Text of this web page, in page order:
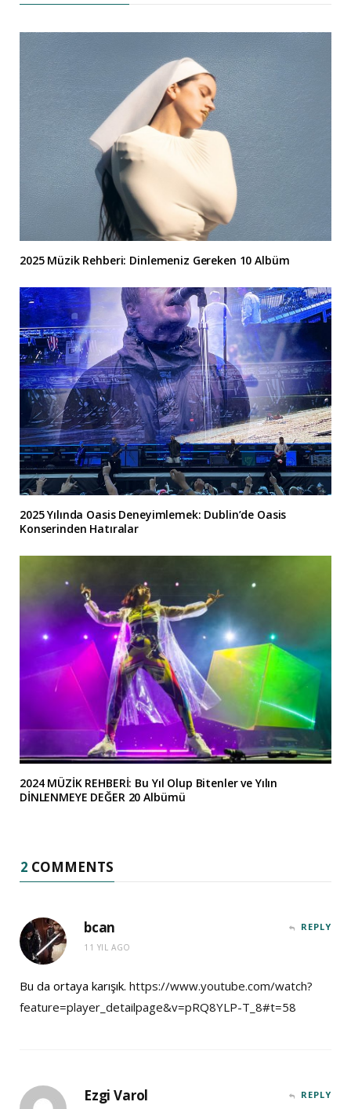
2025 Müzik Rehberi: Dinlemeniz Gereken 10 Albüm
2025 Yılında Oasis Deneyimlemek: Dublin’de Oasis
Konserinden Hatıralar
2024 MÜZİK REHBERİ: Bu Yıl Olup Bitenler ve Yılın
DİNLENMEYE DEĞER 20 Albümü
2 COMMENTS
bcan
11 YIL AGO
REPLY
Bu da ortaya karışık. https://www.youtube.com/watch?
feature=player_detailpage&v=pRQ8YLP-T_8#t=58
Ezgi Varol REPLY